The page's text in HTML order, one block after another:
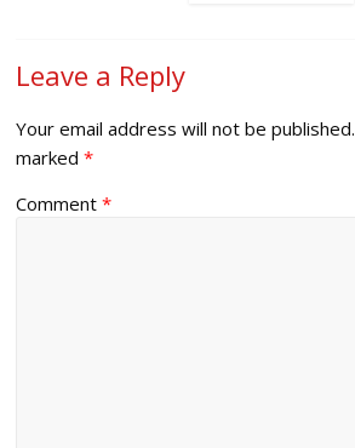
Leave a Reply
Your email address will not be published.
marked*
Comment*